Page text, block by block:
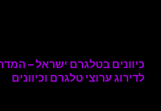
כיוונים בטלגרם ישראל –
לדירוג ערוצי טלגרם וכיוונים